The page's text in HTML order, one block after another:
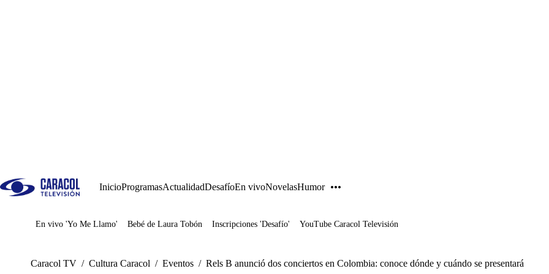
InicioProgramasActualidadDesafíoEn vivoNovelasHumor
Juegos
En vivo 'Yo Me Llamo' Bebé de Laura Tobón Inscripciones 'Desafío' YouTube Caracol Televisión
Caracol TV / Cultura Caracol / Eventos / Rels B anunció dos conciertos en Colombia: conoce dónde y cuándo se presentará